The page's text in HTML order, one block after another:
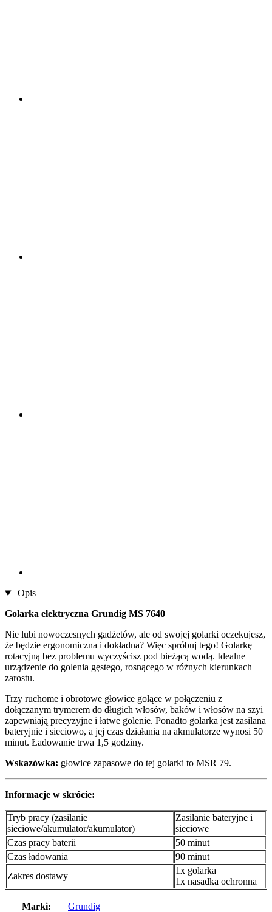
Opis
Golarka elektryczna Grundig MS 7640
Nie lubi nowoczesnych gadżetów, ale od swojej golarki oczekujesz,
że będzie ergonomiczna i dokładna? Więc spróbuj tego! Golarkę
rotacyjną bez problemu wyczyścisz pod bieżącą wodą. Idealne
urządzenie do golenia gęstego, rosnącego w różnych kierunkach
zarostu.
Trzy ruchome i obrotowe głowice golące w połączeniu z
dołączanym trymerem do długich włosów, baków i włosów na szyi
zapewniają precyzyjne i łatwe golenie. Ponadto golarka jest zasilana
bateryjnie i sieciowo, a jej czas działania na akmulatorze wynosi 50
minut. Ładowanie trwa 1,5 godziny.
Wskazówka: głowice zapasowe do tej golarki to MSR 79.
Informacje w skrócie:
Tryb pracy (zasilanie
sieciowe/akumulator/akumulator)
Zasilanie bateryjne i
sieciowe
Czas pracy baterii
50 minut
Czas ładowania
90 minut
Zakres dostawy
1x golarka
1x nasadka ochronna
Marki: Grundig